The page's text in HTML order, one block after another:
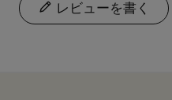
レビューを書く